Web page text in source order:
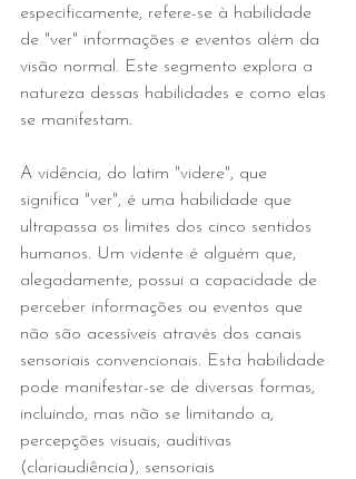
especificamente, refere-se à habilidade
de "ver" informações e eventos além da
visão normal. Este segmento explora a
natureza dessas habilidades e como elas
se manifestam.
A vidência, do latim "videre", que
significa "ver", é uma habilidade que
ultrapassa os limites dos cinco sentidos
humanos. Um vidente é alguém que,
alegadamente, possui a capacidade de
perceber informações ou eventos que
não são acessíveis através dos canais
sensoriais convencionais. Esta habilidade
pode manifestar-se de diversas formas,
incluindo, mas não se limitando a,
percepções visuais, auditivas
(clariaudiência), sensoriais